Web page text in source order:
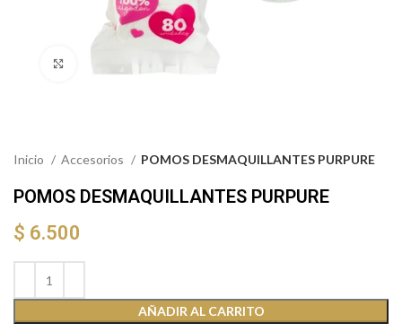
Inicio Accesorios POMOS DESMAQUILLANTES PURPURE
POMOS DESMAQUILLANTES PURPURE
$ 6.500
AÑADIR AL CARRITO